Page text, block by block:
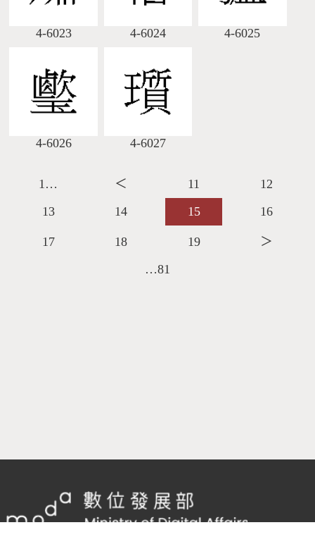
4-6023 4-6024 4-6025
4-6026 4-6027
1… ＜ 11
12
13
14 15 16
17 18 19
＞
…81